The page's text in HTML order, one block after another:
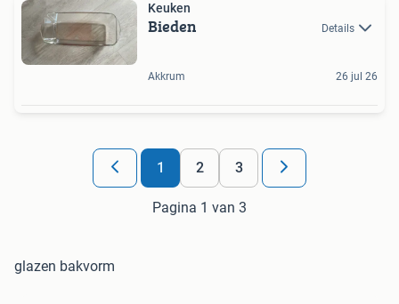
Keuken
Bieden Details
Akkrum 26 jul 26
1 2 3
Pagina 1 van 3
glazen bakvorm